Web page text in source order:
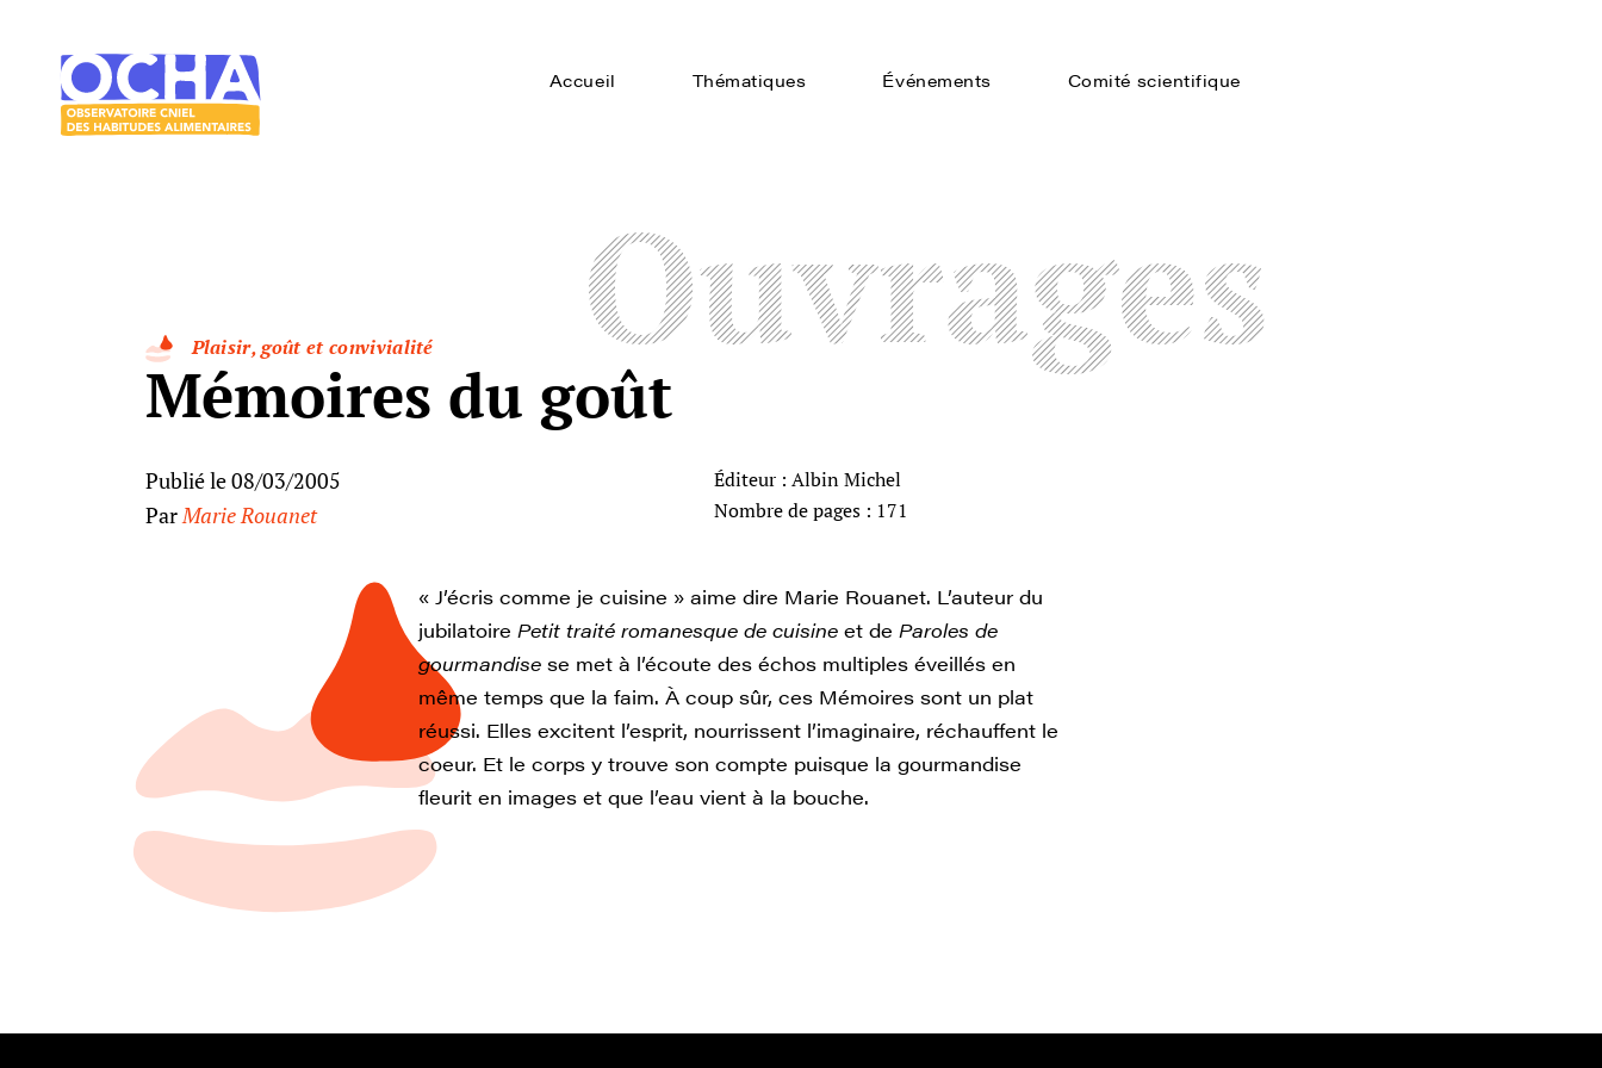
Accueil Thématiques Événements Comité scientifique
Ouvrages
Plaisir, goût et convivialité
Mémoires du goût
Publié le 08/03/2005
Par Marie Rouanet
Éditeur : Albin Michel
Nombre de pages : 171
« J’écris comme je cuisine » aime dire Marie Rouanet. L’auteur du
jubilatoire Petit traité romanesque de cuisine et de Paroles de
gourmandise se met à l’écoute des échos multiples éveillés en
même temps que la faim. À coup sûr, ces Mémoires sont un plat
réussi. Elles excitent l’esprit, nourrissent l’imaginaire, réchauffent le
coeur. Et le corps y trouve son compte puisque la gourmandise
fleurit en images et que l’eau vient à la bouche.